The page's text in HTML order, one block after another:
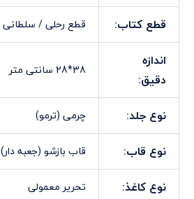
قطع کتاب: قطع رحلی / سلطانی
اندازه
دقیق:
38*28 سانتی متر
نوع جلد: چرمی (ترمو)
نوع قاب: قاب بازشو (جعبه دار)
نوع کاغذ: تحریر معمولی